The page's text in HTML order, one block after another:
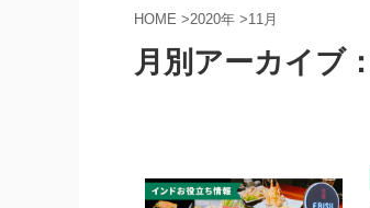
HOME >2020年 >11月
月別アーカイブ